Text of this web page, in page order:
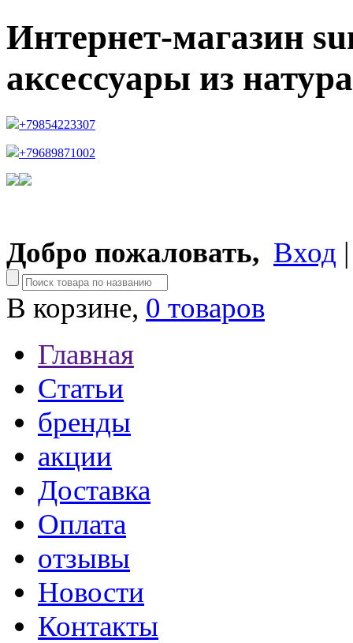
Интернет-магазин
аксессуары из
+79854223307
+79689871002
Добро пожаловать, Вход
В корзине, 0 товаров
Главная
Статьи
бренды
акции
Доставка
Оплата
отзывы
Новости
Контакты